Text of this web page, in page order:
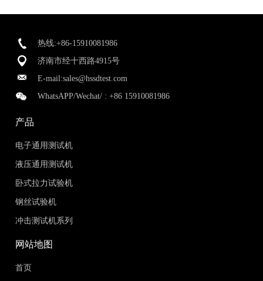
热线:+86-15910081986
济南市经十西路4915号
E-mail:sales@hssdtest.com
WhatsAPP/Wechat/ :+86 15910081986
产品
电子通用测试机
液压通用测试机
卧式拉力试验机
钢丝试验机
冲击测试机系列
网站地图
首页